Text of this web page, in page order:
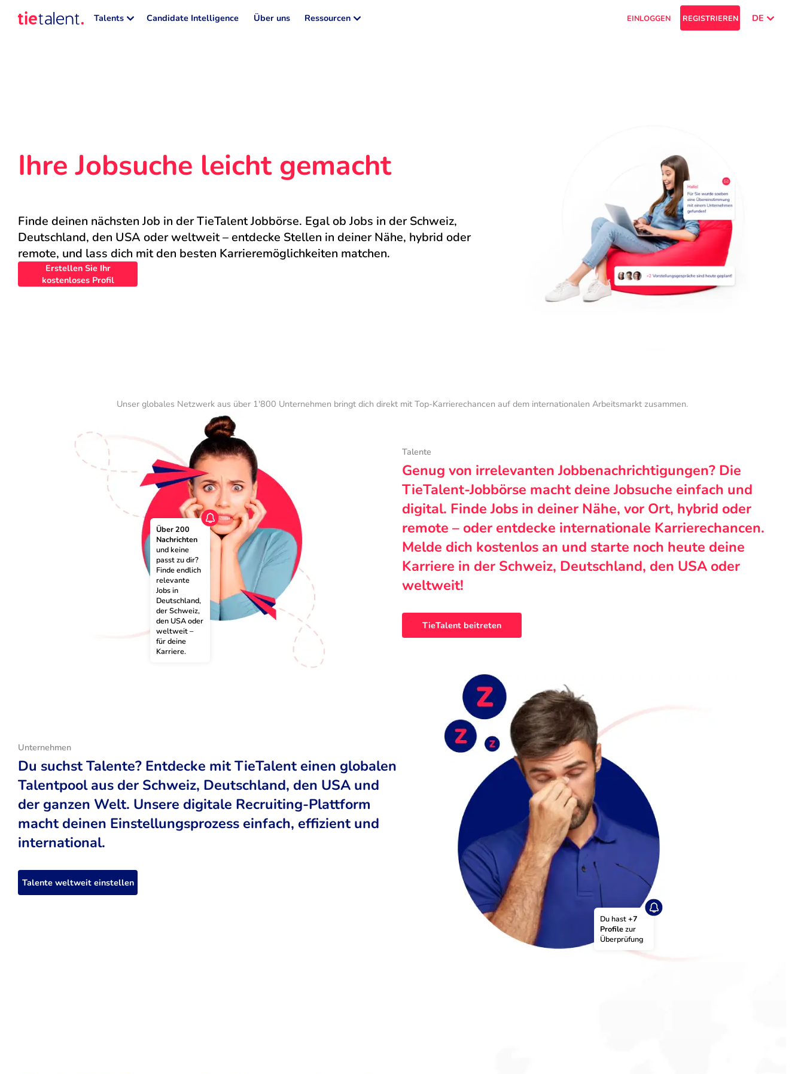
Talents Candidate Intelligence Über uns Ressourcen EINLOGGEN REGISTRIEREN DE
Ihre Jobsuche leicht gemacht
Finde deinen nächsten Job in der TieTalent Jobbörse. Egal ob Jobs in der Schweiz,
Deutschland, den USA oder weltweit – entdecke Stellen in deiner Nähe, hybrid oder
remote, und lass dich mit den besten Karrieremöglichkeiten matchen.
Erstellen Sie Ihr
kostenloses Profil
Unser globales Netzwerk aus über 1'800 Unternehmen bringt dich direkt mit Top-Karrierechancen auf dem internationalen Arbeitsmarkt zusammen.
Über 200
Nachrichten
und keine
passt zu dir?
Finde endlich
relevante
Jobs in
Deutschland,
der Schweiz,
den USA oder
weltweit –
für deine
Karriere.
Talente
Genug von irrelevanten Jobbenachrichtigungen? Die
TieTalent-Jobbörse macht deine Jobsuche einfach und
digital. Finde Jobs in deiner Nähe, vor Ort, hybrid oder
remote – oder entdecke internationale Karrierechancen.
Melde dich kostenlos an und starte noch heute deine
Karriere in der Schweiz, Deutschland, den USA oder
weltweit!
TieTalent beitreten
Du hast +7
Profile zur
Überprüfung
Unternehmen
Du suchst Talente? Entdecke mit TieTalent einen globalen
Talentpool aus der Schweiz, Deutschland, den USA und
der ganzen Welt. Unsere digitale Recruiting-Plattform
macht deinen Einstellungsprozess einfach, effizient und
international.
Talente weltweit einstellen